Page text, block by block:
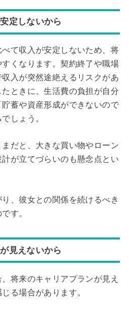
定しないから
て収入が安定しないため、将
くなります。契約終了や職場
入が突然途絶えるリスクがあ
ときに、生活費の負担が自分
蓄や資産形成ができないので
しょう。
だと、大きな買い物やローン
が立てづらいのも懸念点とい
、彼女との関係を続けるべき
す。
見えないから
将来のキャリアプランが見え
る場合があります。